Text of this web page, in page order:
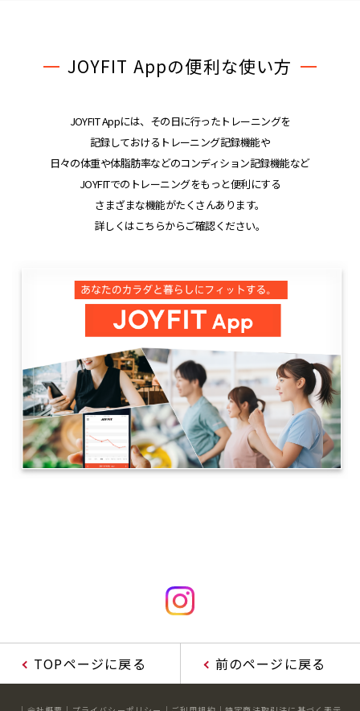
JOYFIT Appの便利な使い方
JOYFIT Appには、その日に行ったトレーニングを
記録しておけるトレーニング記録機能や
日々の体重や体脂肪率などのコンディション記録機能など
JOYFITでのトレーニングをもっと便利にする
さまざまな機能がたくさんあります。
詳しくはこちらからご確認ください。
TOPページに戻る 前のページに戻る